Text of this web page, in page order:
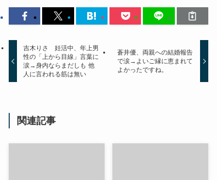
吉木りさ 妊活中、年上男
性の「上から目線」言葉に
涙→身内ならまだしも 他
人に言われる筋は無い
蒼井優、両親への結婚報告
で涙→よいご縁に恵まれて
よかったですね。
関連記事